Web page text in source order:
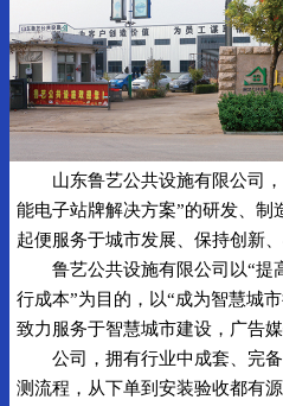
山东鲁艺公共设施有限公司
能电子站牌解决方案”的研发、制
起便服务于城市发展、保持创新、
鲁艺公共设施有限公司以“提
行成本”为目的，以“成为智慧城
致力服务于智慧城市建设，广告媒
公司，拥有行业中成套、完
测流程，从下单到安装验收都有